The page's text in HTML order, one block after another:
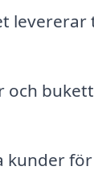
och
kunder